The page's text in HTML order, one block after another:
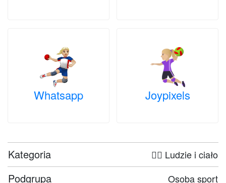
Whatsapp Joypixels
Kategoria 🤦‍♀️ Ludzie i ciało
Podgrupa Osoba sport